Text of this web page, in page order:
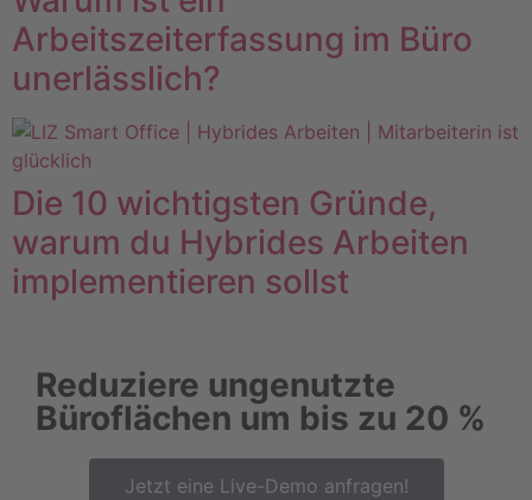
Arbeitszeiterfassung im Büro
unerlässlich?
Die 10 wichtigsten Gründe,
warum du Hybrides Arbeiten
implementieren sollst
Reduziere ungenutzte
Büroflächen um bis zu 20 %
Jetzt eine Live-Demo anfragen!